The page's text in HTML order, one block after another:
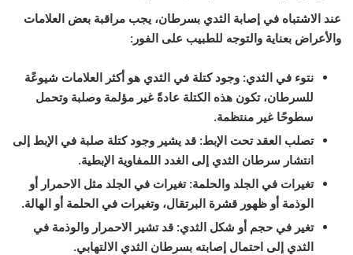
عند الاشتباه في إصابة الثدي بسرطان، يجب مراقبة بعض العلامات
والأعراض بعناية والتوجه للطبيب على الفور:
نتوء في الثدي: وجود كتلة في الثدي هو أكثر العلامات شيوعًة
للسرطان، تكون هذه الكتلة عادةً غير مؤلمة وصلبة وتحمل
سطوحًا غير منتظمة.
تصلب العقد تحت الإبط: قد يشير وجود كتلة صلبة في الإبط إلى
انتشار سرطان الثدي إلى الغدد اللمفاوية الإبطية.
تغيرات في الجلد والحلمة: تغيرات في الجلد مثل الاحمرار أو
الوذمة أو ظهور قشرة البرتقال، وتغيرات في الحلمة أو الهالة.
تغير في حجم أو شكل الثدي: قد تشير الاحمرار والوذمة في
الثدي إلى احتمال إصابته بسرطان الثدي الالتهابي.